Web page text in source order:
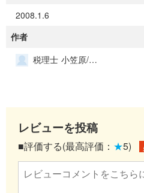
2008.1.6
作者
税理士 小笠原/河原事務所
レビューを投稿
■評価する(最高評価： ★5)